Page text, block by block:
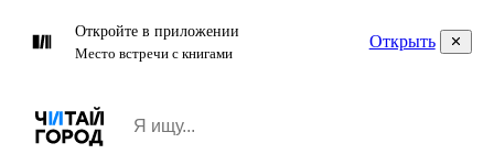
Откройте в приложении
Место встречи с книгами
Открыть